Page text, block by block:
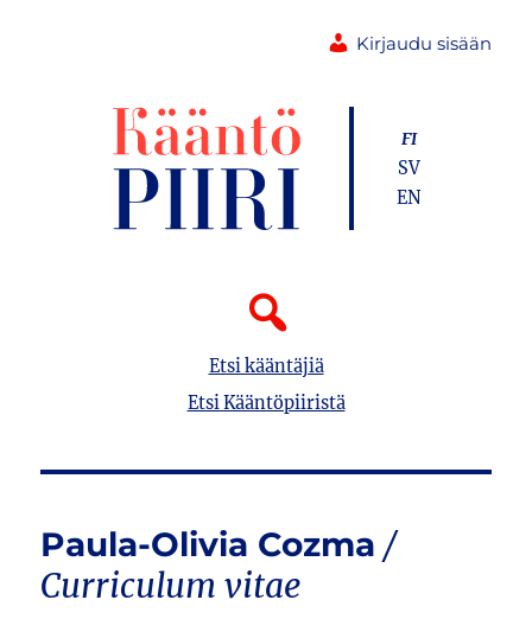
Kirjaudu sisään
Etsi kääntäjiä
Etsi Kääntöpiiristä
FI
SV
EN
Paula-Olivia Cozma